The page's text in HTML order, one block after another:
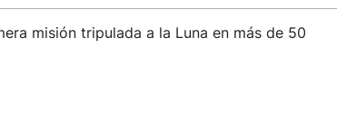
misión tripulada a la Luna en más de 50